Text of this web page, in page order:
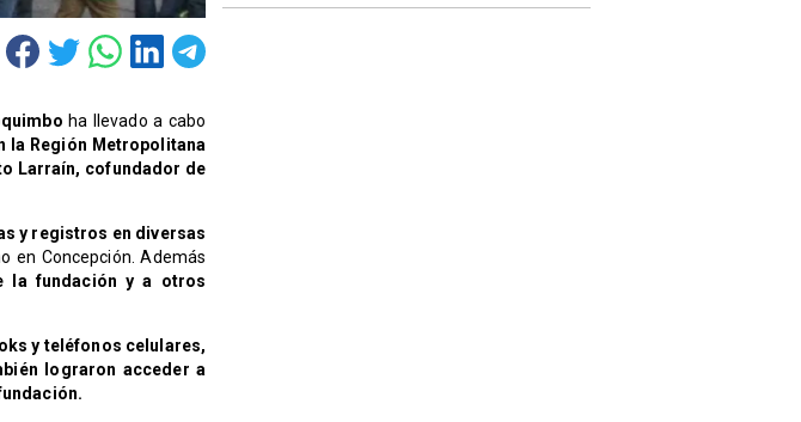
ha llevado a cabo
la Región Metropolitana
Larraín, cofundador de
y registros en diversas
en Concepción. Además
la fundación y a otros
y teléfonos celulares,
lograron acceder a